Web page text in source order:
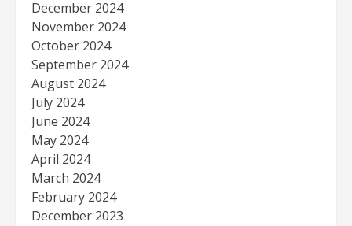
December 2024
November 2024
October 2024
September 2024
August 2024
July 2024
June 2024
May 2024
April 2024
March 2024
February 2024
December 2023